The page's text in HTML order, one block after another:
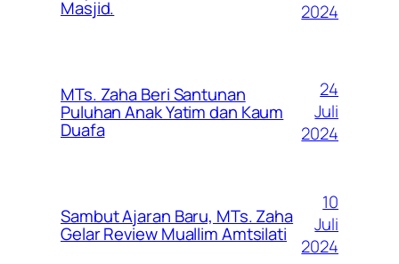
Masjid.
2024
MTs. Zaha Beri Santunan
Puluhan Anak Yatim dan Kaum
Duafa
24
Juli
2024
Sambut Ajaran Baru, MTs. Zaha
Gelar Review Muallim Amtsilati
10
Juli
2024